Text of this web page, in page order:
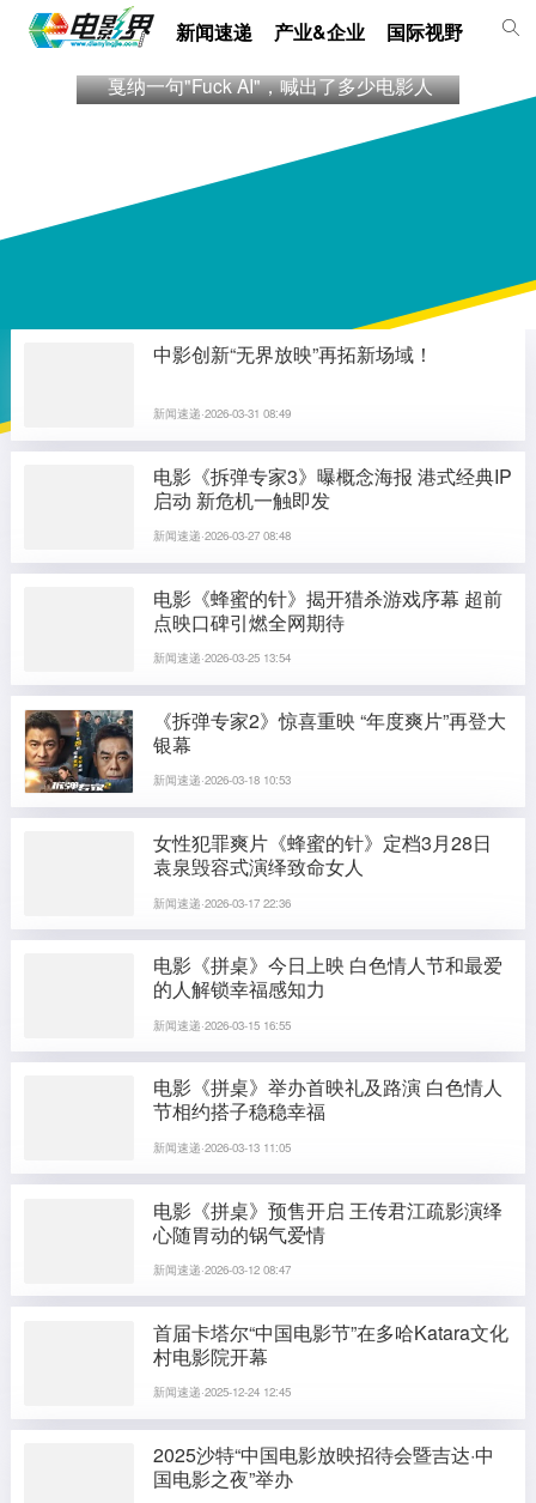
新闻速递 产业&企业 国际视野 影
戛纳一句"Fuck AI"，喊出了多少电影人
中影创新“无界放映”再拓新场域！
新闻速递·2026-03-31 08:49
电影《拆弹专家3》曝概念海报 港式经典IP
启动 新危机一触即发
新闻速递·2026-03-27 08:48
电影《蜂蜜的针》揭开猎杀游戏序幕 超前
点映口碑引燃全网期待
新闻速递·2026-03-25 13:54
《拆弹专家2》惊喜重映 “年度爽片”再登大
银幕
新闻速递·2026-03-18 10:53
女性犯罪爽片《蜂蜜的针》定档3月28日
袁泉毁容式演绎致命女人
新闻速递·2026-03-17 22:36
电影《拼桌》今日上映 白色情人节和最爱
的人解锁幸福感知力
新闻速递·2026-03-15 16:55
电影《拼桌》举办首映礼及路演 白色情人
节相约搭子稳稳幸福
新闻速递·2026-03-13 11:05
电影《拼桌》预售开启 王传君江疏影演绎
心随胃动的锅气爱情
新闻速递·2026-03-12 08:47
首届卡塔尔“中国电影节”在多哈Katara文化
村电影院开幕
新闻速递·2025-12-24 12:45
2025沙特“中国电影放映招待会暨吉达·中
国电影之夜”举办